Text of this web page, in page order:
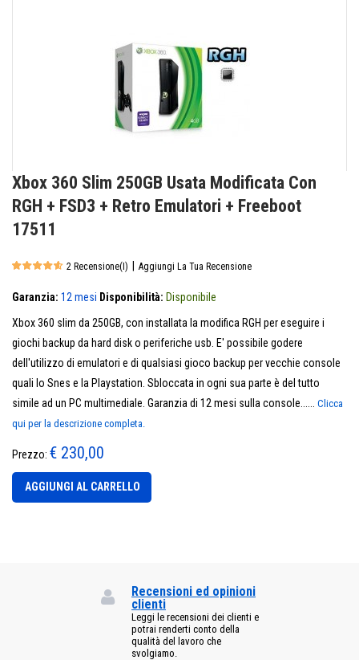
Xbox 360 Slim 250GB Usata Modificata Con
RGH + FSD3 + Retro Emulatori + Freeboot
17511
2 Recensione(i) Aggiungi La Tua Recensione
Garanzia: 12 mesi Disponibilità: Disponibile
Xbox 360 slim da 250GB, con installata la modifica RGH per eseguire i
giochi backup da hard disk o periferiche usb. E' possibile godere
dell'utilizzo di emulatori e di qualsiasi gioco backup per vecchie console
quali lo Snes e la Playstation. Sbloccata in ogni sua parte è del tutto
simile ad un PC multimediale. Garanzia di 12 mesi sulla console...... Clicca
qui per la descrizione completa.
Prezzo: € 230,00
AGGIUNGI AL CARRELLO
Recensioni ed opinioni
clienti
Leggi le recensioni dei clienti e
potrai renderti conto della
qualità del lavoro che
svolgiamo.